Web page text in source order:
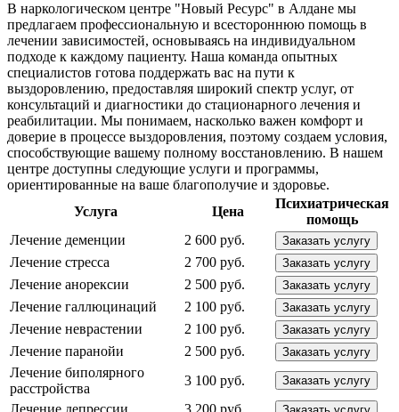
В наркологическом центре "Новый Ресурс" в Алдане мы
предлагаем профессиональную и всестороннюю помощь в
лечении зависимостей, основываясь на индивидуальном
подходе к каждому пациенту. Наша команда опытных
специалистов готова поддержать вас на пути к
выздоровлению, предоставляя широкий спектр услуг, от
консультаций и диагностики до стационарного лечения и
реабилитации. Мы понимаем, насколько важен комфорт и
доверие в процессе выздоровления, поэтому создаем условия,
способствующие вашему полному восстановлению. В нашем
центре доступны следующие услуги и программы,
ориентированные на ваше благополучие и здоровье.
Услуга
Цена
Психиатрическая
помощь
Лечение деменции
2 600 руб. Заказать услугу
Лечение стресса 2 700 руб. Заказать услугу
Лечение анорексии 2 500 руб. Заказать услугу
Лечение галлюцинаций 2 100 руб. Заказать услугу
Лечение неврастении 2 100 руб. Заказать услугу
Лечение паранойи 2 500 руб. Заказать услугу
Лечение биполярного
расстройства
3 100 руб. Заказать услугу